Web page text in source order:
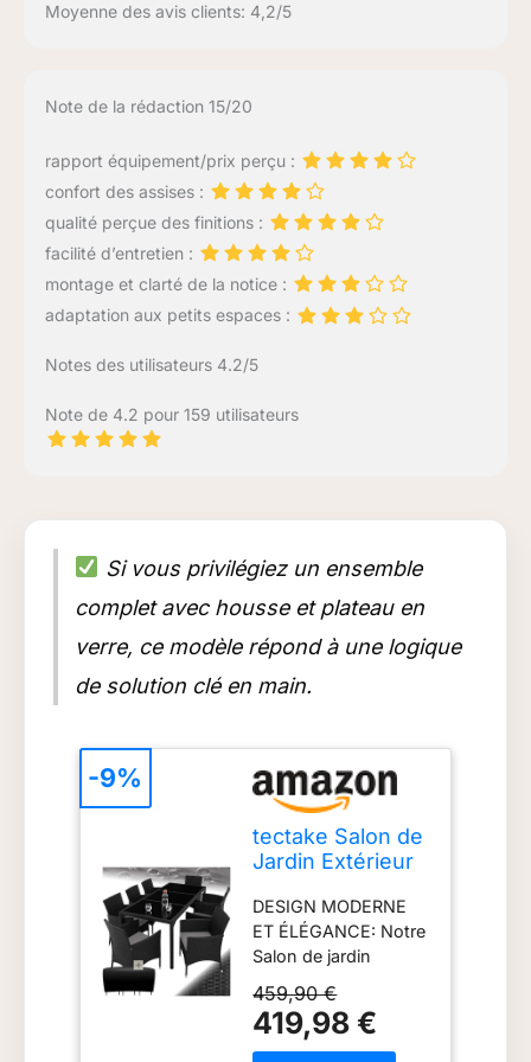
Moyenne des avis clients: 4,2/5
Note de la rédaction 15/20
rapport équipement/prix perçu :
confort des assises :
qualité perçue des finitions :
facilité d’entretien :
montage et clarté de la notice :
adaptation aux petits espaces :
Notes des utilisateurs 4.2/5
Note de 4.2 pour 159 utilisateurs
Si vous privilégiez un ensemble
complet avec housse et plateau en
verre, ce modèle répond à une logique
de solution clé en main.
tectake Salon de
Jardin Extérieur
tressée Table
extérieur 8
Fauteuils Chaise
Confortable
Housse de
Protection
DESIGN MODERNE
ET ÉLÉGANCE: Notre
Salon de jardin
design
contemporain,
apporte une touche
459,90 €
419,98 €
-9%